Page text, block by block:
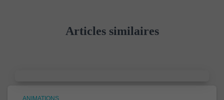
Articles similaires
ANIMATIONS